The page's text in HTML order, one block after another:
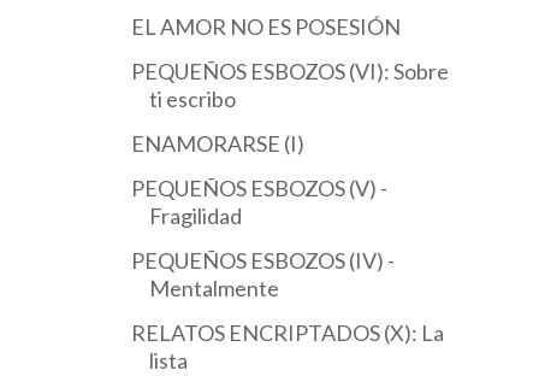
EL AMOR NO ES POSESIÓN
PEQUEÑOS ESBOZOS (VI): Sobre
ti escribo
ENAMORARSE (I)
PEQUEÑOS ESBOZOS (V) -
Fragilidad
PEQUEÑOS ESBOZOS (IV) -
Mentalmente
RELATOS ENCRIPTADOS (X): La
lista